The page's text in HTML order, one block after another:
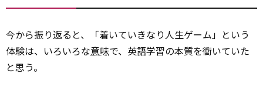
今から振り返ると、「着いていきなり人生ゲーム」という
体験は、いろいろな意味で、英語学習の本質を衝いていた
と思う。